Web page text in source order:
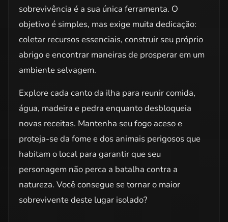
sobrevivência é a sua única ferramenta. O
objetivo é simples, mas exige muita dedicação:
coletar recursos essenciais, construir seu próprio
abrigo e encontrar maneiras de prosperar em um
ambiente selvagem.
Explore cada canto da ilha para reunir comida,
água, madeira e pedra enquanto desbloqueia
novas receitas. Mantenha seu fogo aceso e
proteja-se da fome e dos animais perigosos que
habitam o local para garantir que seu
personagem não perca a batalha contra a
natureza. Você consegue se tornar o maior
sobrevivente deste lugar isolado?